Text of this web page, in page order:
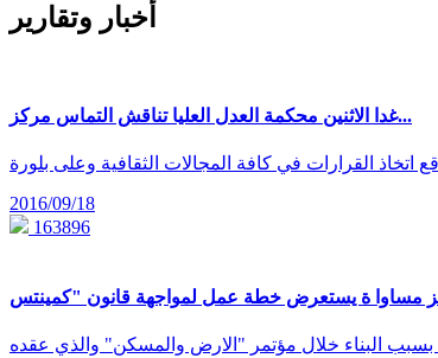
أخبار وتقارير
غدا الاثنين محكمة العدل العليا تناقش التماس مركز...
2016/09/18
163896